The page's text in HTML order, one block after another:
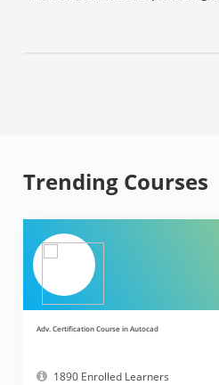
Trending Courses
Adv. Certification Course in Autocad
1890 Enrolled Learners